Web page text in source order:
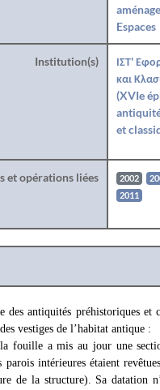
Espaces
Institution(s)
ΙΣΤ'
και
(XVIe
et
et opérations liées 2002
2011
des antiquités préhistoriques et
vestiges de l’habitat antique :
fouille a mis au jour une
intérieures étaient
de la structure). Sa datation